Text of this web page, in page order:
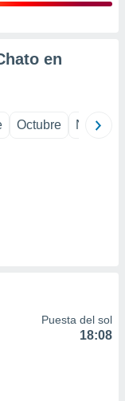
en
Octubre
Puesta del sol
18:08